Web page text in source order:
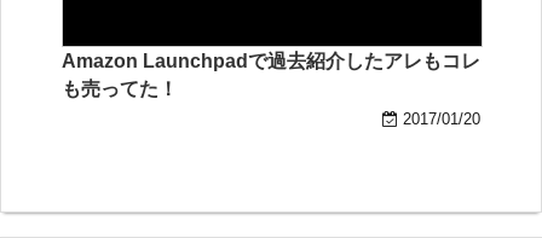
Amazon Launchpadで過去紹介したアレもコレ
も売ってた！
2017/01/20